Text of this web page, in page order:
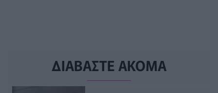
ΔΙΑΒΑΣΤΕ ΑΚΟΜΑ